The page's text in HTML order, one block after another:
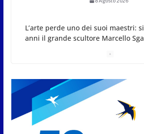
A Oltremare 2.0 a Riccione in
San Marino
Femminile:
aggregate alla